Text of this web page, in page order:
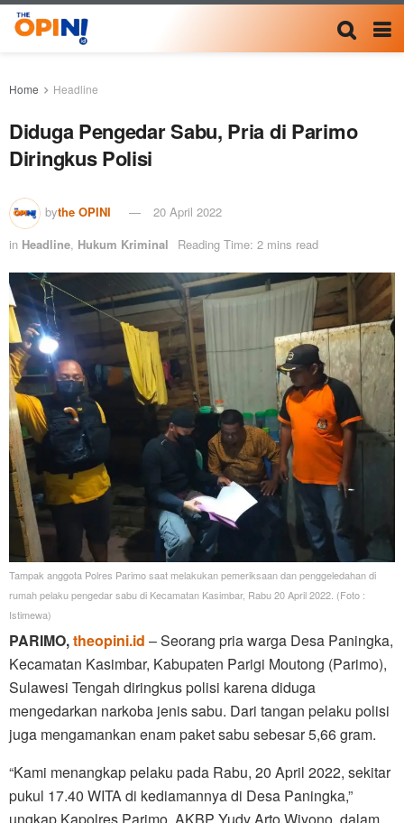
Home Headline
Diduga Pengedar Sabu, Pria di Parimo
Diringkus Polisi
bythe OPINI
20 April 2022
in Headline, Hukum Kriminal Reading Time: 2 mins read
Tampak anggota Polres Parimo saat melakukan pemeriksaan dan penggeledahan di
rumah pelaku pengedar sabu di Kecamatan Kasimbar, Rabu 20 April 2022. (Foto :
Istimewa)
PARIMO,theopini.id – Seorang pria warga Desa Paningka,
Kecamatan Kasimbar, Kabupaten Parigi Moutong (Parimo),
Sulawesi Tengah diringkus polisi karena diduga
mengedarkan narkoba jenis sabu. Dari tangan pelaku polisi
juga mengamankan enam paket sabu sebesar 5,66 gram.
“Kami menangkap pelaku pada Rabu, 20 April 2022, sekitar
pukul 17.40 WITA di kediamannya di Desa Paningka,”
ungkap Kapolres Parimo, AKBP Yudy Arto Wiyono, dalam